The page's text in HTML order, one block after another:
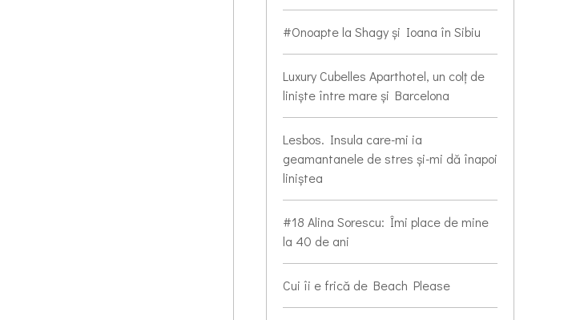
#Onoapte la Shagy și Ioana în Sibiu
Luxury Cubelles Aparthotel, un colț de
liniște între mare și Barcelona
Lesbos. Insula care-mi ia
geamantanele de stres și-mi dă înapoi
liniștea
#18 Alina Sorescu: Îmi place de mine
la 40 de ani
Cui îi e frică de Beach Please